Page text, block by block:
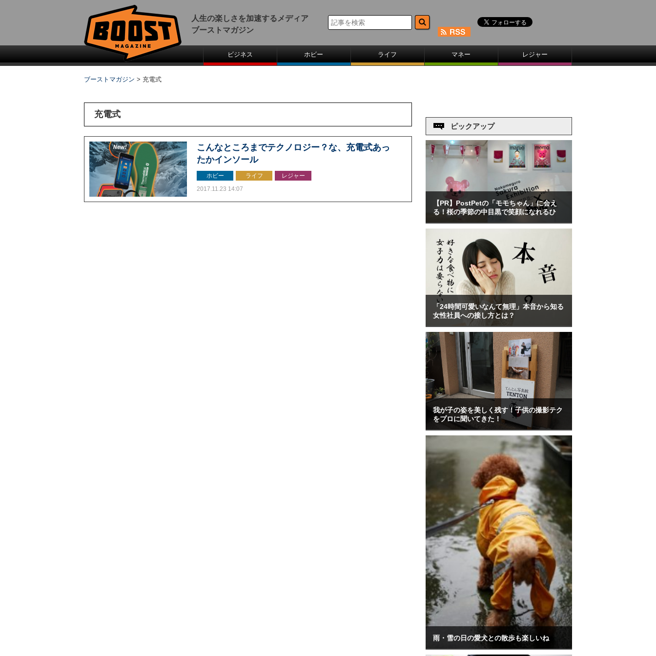
人生の楽しさを加速するメディア
ブーストマガジン
ビジネス ホビー ライフ マネー レジャー
ブーストマガジン > 充電式
充電式
こんなところまでテクノロジー？な、充電式あっ
たかインソール
ホビー ライフ
レジャー
2017.11.23 14:07
ピックアップ
【PR】PostPetの「モモちゃん」に会え
る！桜の季節の中目黒で笑顔になれるひ
「24時間可愛いなんて無理」本音から知る
女性社員への接し方とは？
我が子の姿を美しく残す！子供の撮影テク
をプロに聞いてきた！
雨・雪の日の愛犬との散歩も楽しいね